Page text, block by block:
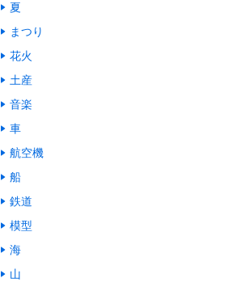
夏
まつり
花火
土産
音楽
車
航空機
船
鉄道
模型
海
山